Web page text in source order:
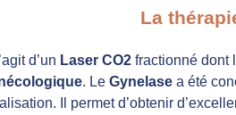
La
d’un Laser CO2 fractionné dont
. Le Gynelase a été
Il permet d’obtenir